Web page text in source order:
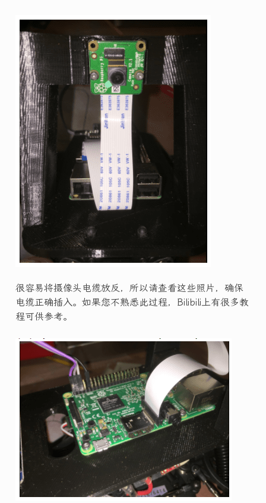
很容易将摄像头电缆放反，所以请查看这些照片，确保
电缆正确插入。如果您不熟悉此过程，Bilibili上有很多教
程可供参考。